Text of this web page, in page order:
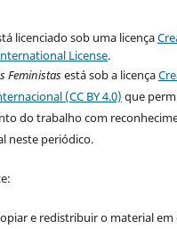
licenciado sob uma licença
License.
Feministasestá sob a licença
(CC BY 4.0) que
do trabalho com
neste periódico.
e redistribuir o material